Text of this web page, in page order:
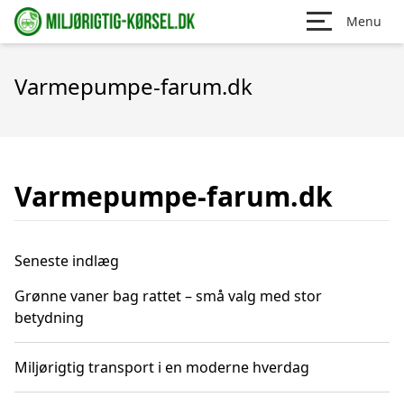
Menu
Varmepumpe-farum.dk
Varmepumpe-farum.dk
Seneste indlæg
Grønne vaner bag rattet – små valg med stor
betydning
Miljørigtig transport i en moderne hverdag